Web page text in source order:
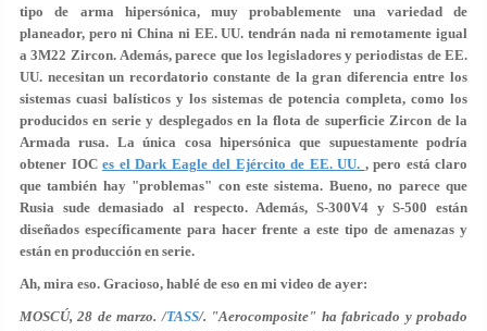
tipo de arma hipersónica, muy probablemente una variedad de
planeador, pero ni China ni EE. UU. tendrán nada ni remotamente igual
a 3M22 Zircon. Además, parece que los legisladores y periodistas de EE.
UU. necesitan un recordatorio constante de la gran diferencia entre los
sistemas cuasi balísticos y los sistemas de potencia completa, como los
producidos en serie y desplegados en la flota de superficie Zircon de la
Armada rusa. La única cosa hipersónica que supuestamente podría
obtener IOC es el Dark Eagle del Ejército de EE. UU. , pero está claro
que también hay "problemas" con este sistema. Bueno, no parece que
Rusia sude demasiado al respecto. Además, S-300V4 y S-500 están
diseñados específicamente para hacer frente a este tipo de amenazas y
están en producción en serie.
Ah, mira eso. Gracioso, hablé de eso en mi video de ayer:
MOSCÚ, 28 de marzo. /TASS/. "Aerocomposite" ha fabricado y probado